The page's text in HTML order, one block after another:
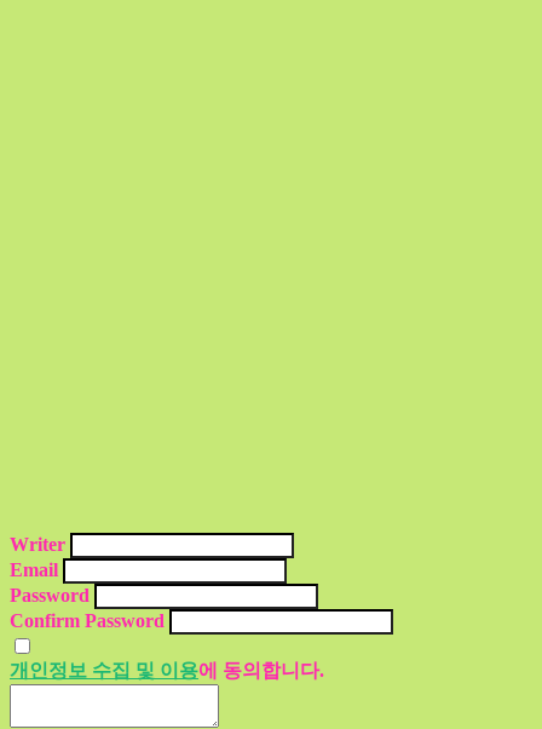
Writer
Email
Password
Confirm Password
개인정보 수집 및 이용에 동의합니다.